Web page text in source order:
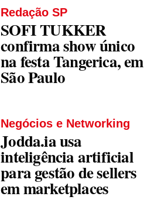
Redação SP
SOFI TUKKER
confirma show único
na festa Tangerica, em
São Paulo
Negócios e Networking
Jodda.ia usa
inteligência artificial
para gestão de sellers
em marketplaces